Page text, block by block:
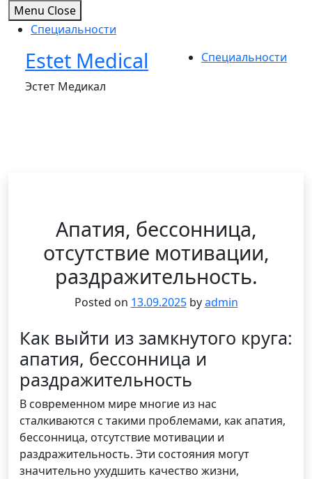
Menu Close
Специальности
content
Estet Medical
Эстет Медикал
Специальности
Апатия, бессонница,
отсутствие мотивации,
раздражительность.
Posted on 13.09.2025byadmin
Как выйти из замкнутого круга:
апатия, бессонница и
раздражительность
В современном мире многие из нас
сталкиваются с такими проблемами, как апатия,
бессонница, отсутствие мотивации и
раздражительность. Эти состояния могут
значительно ухудшить качество жизни,